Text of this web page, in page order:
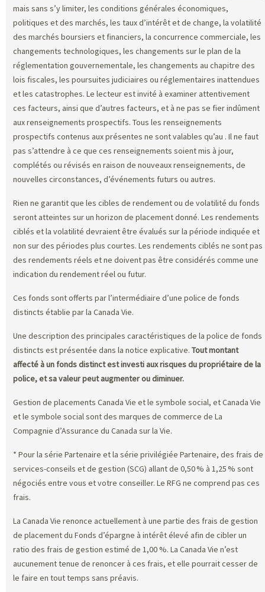
mais sans s’y limiter, les conditions générales économiques,
politiques et des marchés, les taux d’intérêt et de change, la volatilité
des marchés boursiers et financiers, la concurrence commerciale, les
changements technologiques, les changements sur le plan de la
réglementation gouvernementale, les changements au chapitre des
lois fiscales, les poursuites judiciaires ou réglementaires inattendues
et les catastrophes. Le lecteur est invité à examiner attentivement
ces facteurs, ainsi que d’autres facteurs, et à ne pas se fier indûment
aux renseignements prospectifs. Tous les renseignements
prospectifs contenus aux présentes ne sont valables qu’au . Il ne faut
pas s’attendre à ce que ces renseignements soient mis à jour,
complétés ou révisés en raison de nouveaux renseignements, de
nouvelles circonstances, d’événements futurs ou autres.
Rien ne garantit que les cibles de rendement ou de volatilité du fonds
seront atteintes sur un horizon de placement donné. Les rendements
ciblés et la volatilité devraient être évalués sur la période indiquée et
non sur des périodes plus courtes. Les rendements ciblés ne sont pas
des rendements réels et ne doivent pas être considérés comme une
indication du rendement réel ou futur.
Ces fonds sont offerts par l’intermédiaire d’une police de fonds
distincts établie par la Canada Vie.
Une description des principales caractéristiques de la police de fonds
distincts est présentée dans la notice explicative. Tout montant
affecté à un fonds distinct est investi aux risques du propriétaire de la
police, et sa valeur peut augmenter ou diminuer.
Gestion de placements Canada Vie et le symbole social, et Canada Vie
et le symbole social sont des marques de commerce de La
Compagnie d’Assurance du Canada sur la Vie.
* Pour la série Partenaire et la série privilégiée Partenaire, des frais de
services-conseils et de gestion (SCG) allant de 0,50 % à 1,25 % sont
négociés entre vous et votre conseiller. Le RFG ne comprend pas ces
frais.
La Canada Vie renonce actuellement à une partie des frais de gestion
de placement du Fonds d’épargne à intérêt élevé afin de cibler un
ratio des frais de gestion estimé de 1,00 %. La Canada Vie n’est
aucunement tenue de renoncer à ces frais, et elle pourrait cesser de
le faire en tout temps sans préavis.